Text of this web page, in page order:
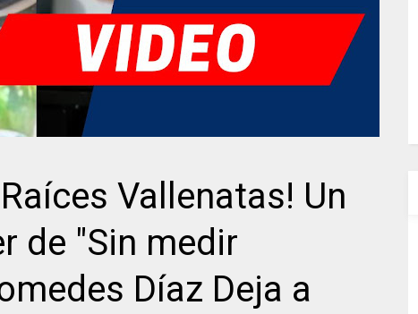
Vallenatas! Un
de "Sin medir
Díaz Deja a